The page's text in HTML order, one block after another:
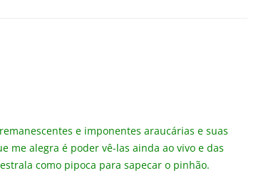
e imponentes araucárias e suas
me alegra é poder vê-las ainda ao vivo e das
como pipoca para sapecar o pinhão.